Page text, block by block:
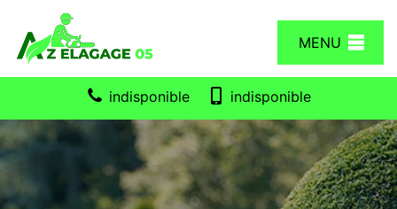
MENU
indisponible indisponible